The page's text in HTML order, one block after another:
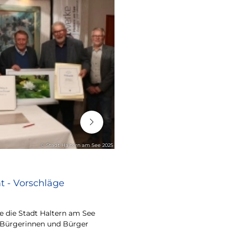
© Stadt Haltern am See 2025
- Vorschläge
die Stadt Haltern am See
und Bürger